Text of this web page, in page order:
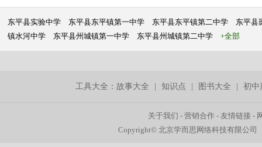
东平县实验中学 东平县东平镇第一中学 东平县东平镇第二中学
东平县
镇水河中学
东平县州城镇第一中学 东平县州城镇第二中学 +全部
工具大全：故事大全 |知识点 图书大全 |初中
关于我们 -营销合作 -友情链接 -
Copyright© 北京学而思网络科技有限公司